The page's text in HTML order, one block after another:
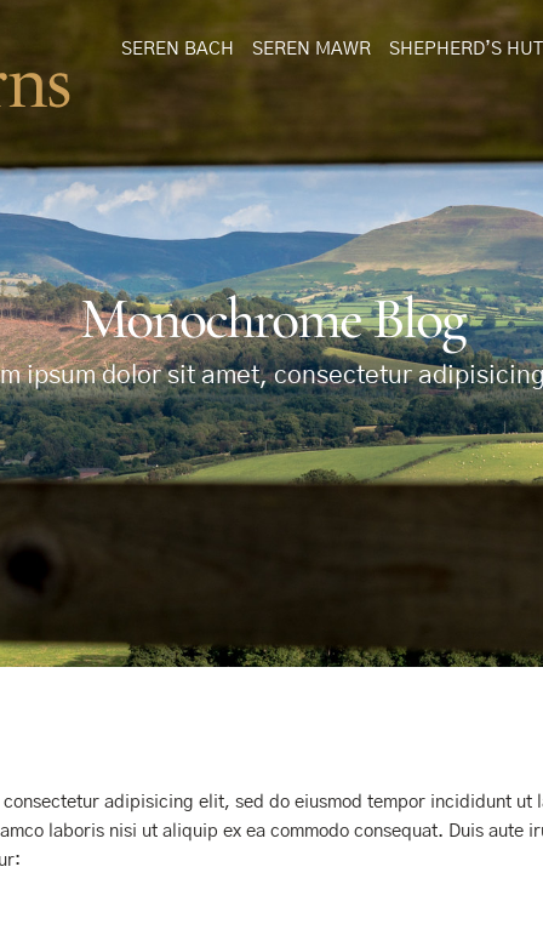
SEREN BACH SEREN MAWR SHEPHERD’S HUT
Monochrome Blog
ipsum dolor sit amet, consectetur
adipisicing elit, sed do eiusmod tempor incididunt ut
laboris nisi ut aliquip ex ea commodo consequat. Duis aute